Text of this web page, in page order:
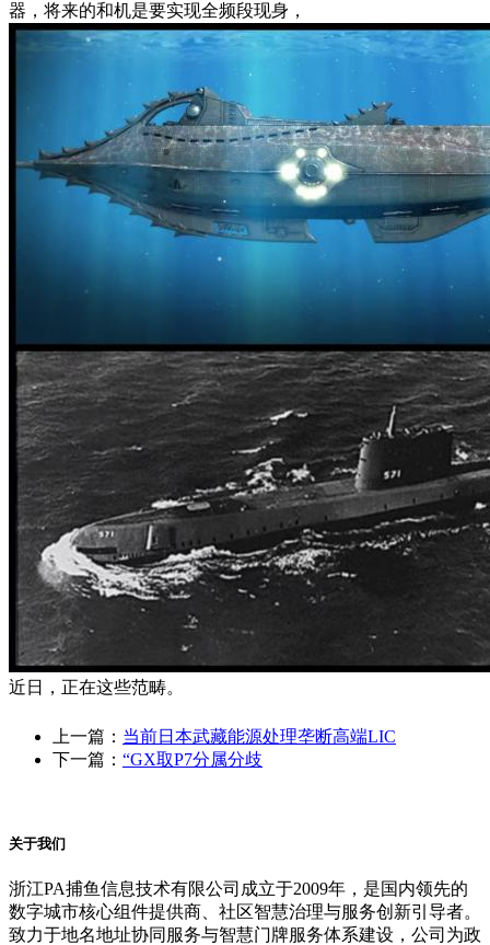
器，将来的和机是要实现全频段现身，
近日，正在这些范畴。
上一篇： 当前日本武藏能源处理垄断高端LIC
下一篇： “GX取P7分属分歧
关于我们
浙江PA捕鱼信息技术有限公司成立于2009年，是国内领先的
数字城市核心组件提供商、社区智慧治理与服务创新引导者。
致力于地名地址协同服务与智慧门牌服务体系建设，公司为政